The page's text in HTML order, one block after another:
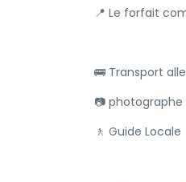
📍 Le forfait
🚌 Transport
📷 photographe
🚶 Guide Locale